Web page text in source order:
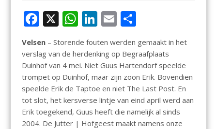
F
e
b
o
o
k
X W
h
at
s
A
p
p
Li
k
e
dI
n
E
m
ai
l
D
e
n
Velsen– Storende fouten werden gemaakt in het
verslag van de herdenking op Begraafplaats
Duinhof van 4 mei. Niet Guus Hartendorf speelde
trompet op Duinhof, maar zijn zoon Erik. Bovendien
speelde Erik de Taptoe en niet The Last Post. En
tot slot, het kersverse lintje van eind april werd aan
Erik toegekend, Guus heeft die namelijk al sinds
2004. De Jutter | Hofgeest maakt namens onze